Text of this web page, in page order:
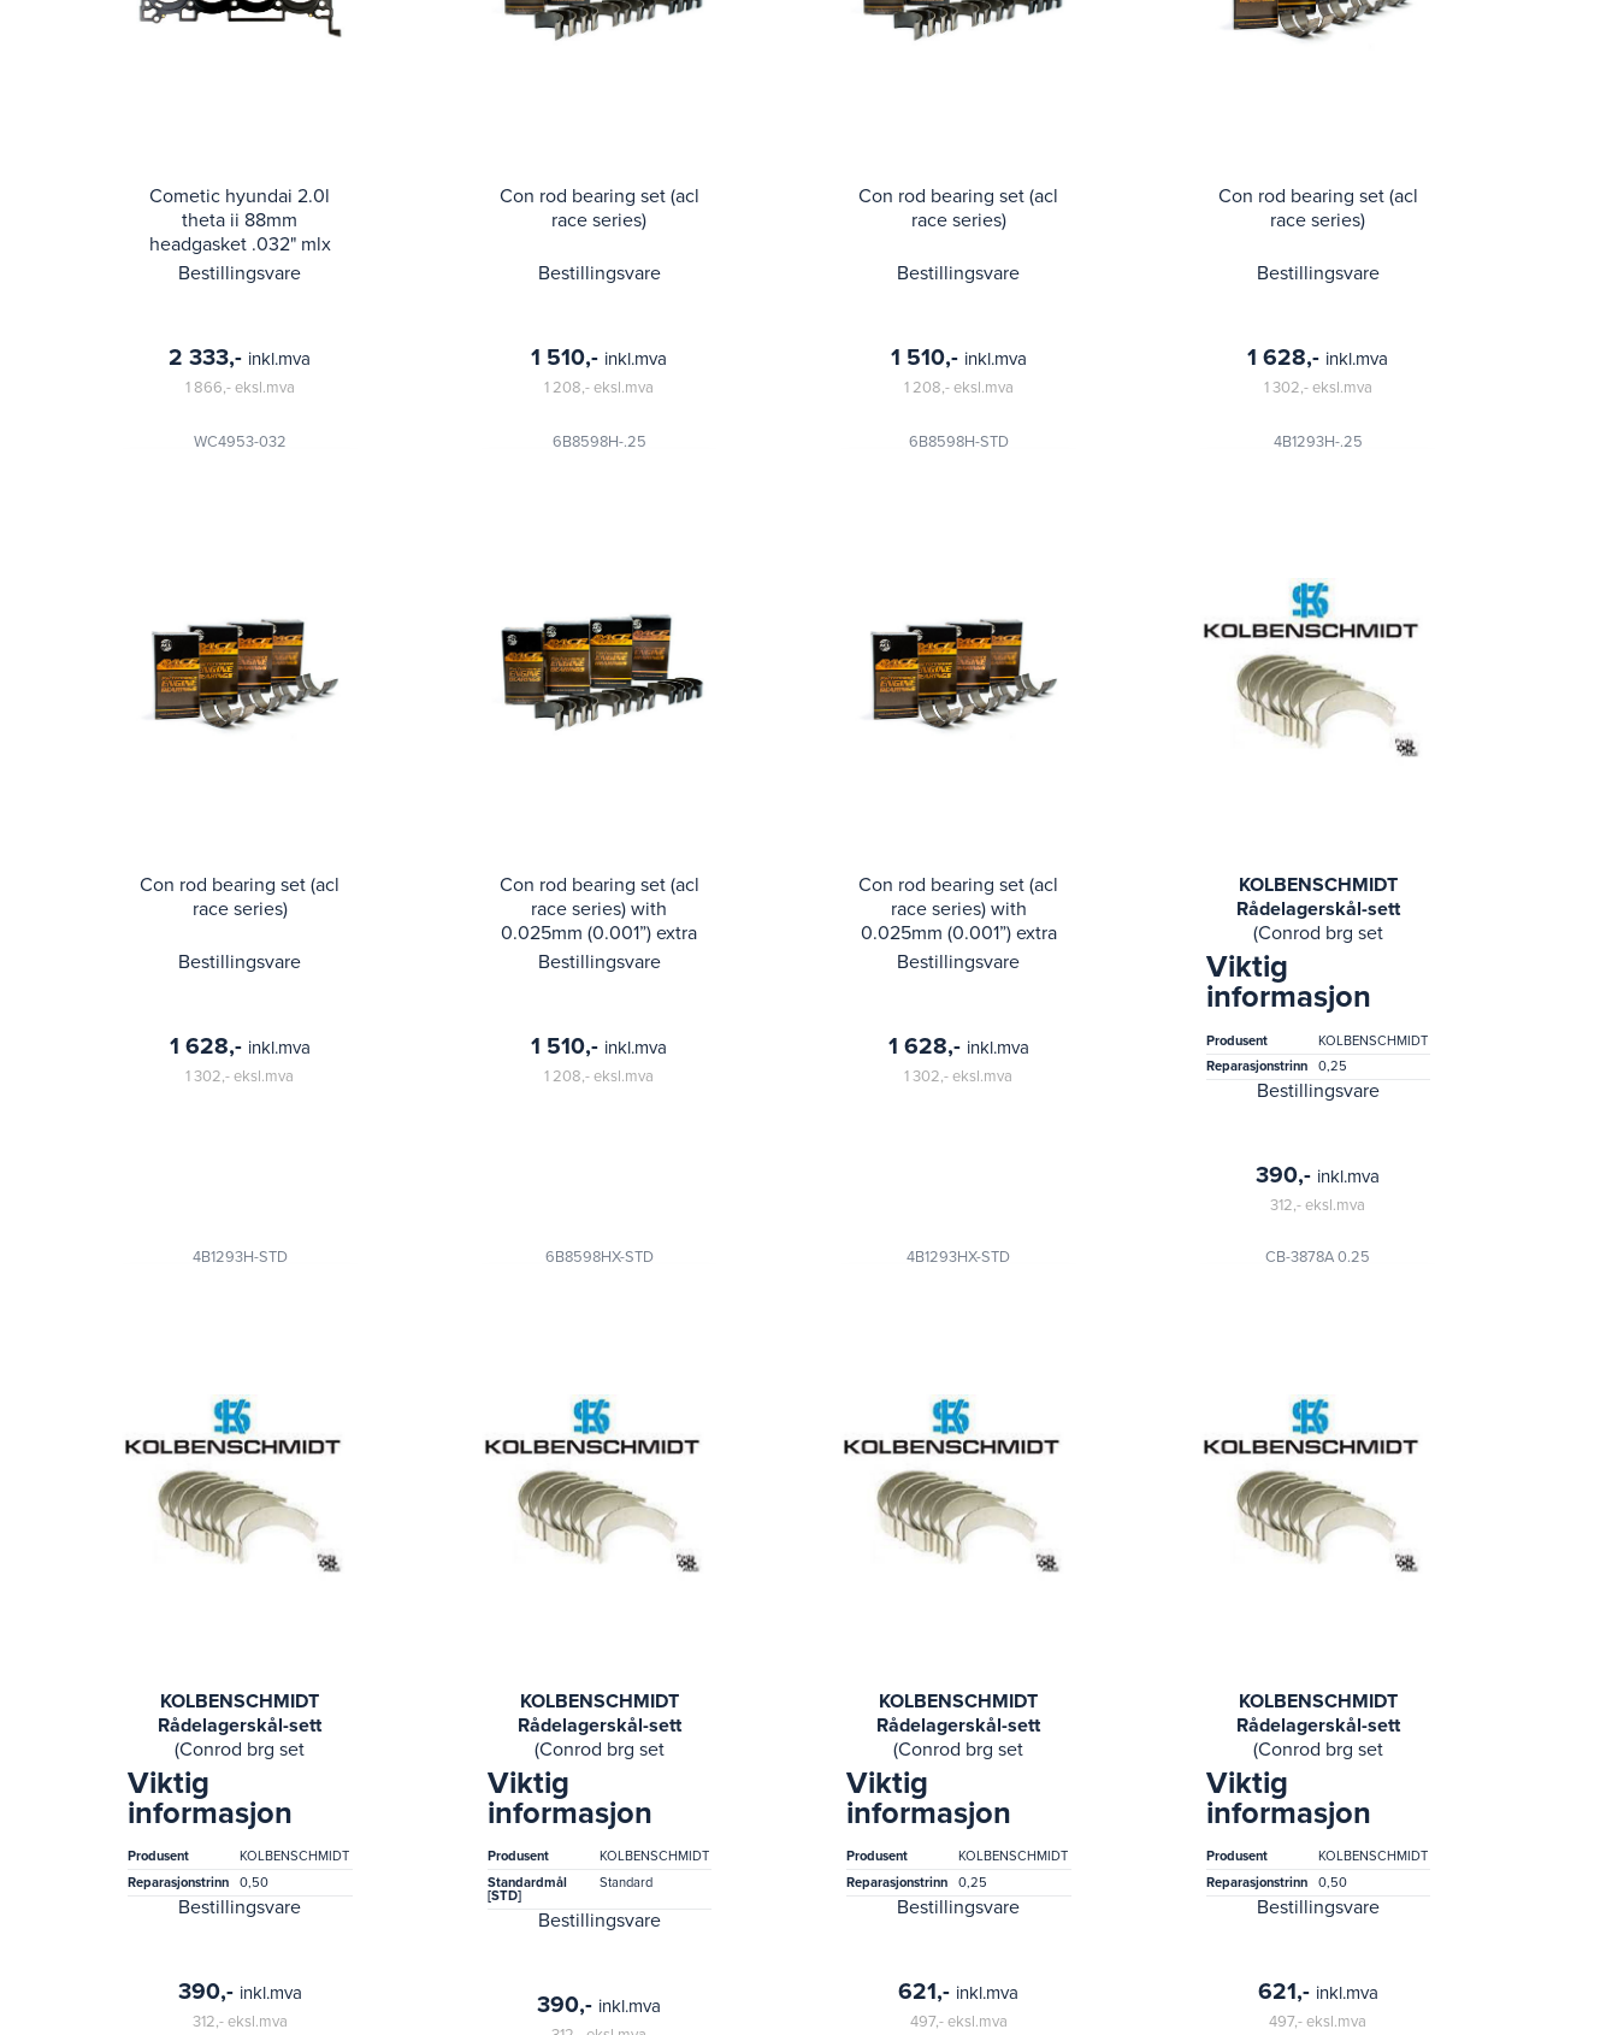
Cometic hyundai 2.0l
theta ii 88mm
headgasket .032" mlx
Bestillingsvare
WC4953-032
2 333,- inkl.mva
1 866,-eksl.mva
Con rod bearing set (acl
race series)
Bestillingsvare
6B8598H-.25
1 510,- inkl.mva
1 208,-eksl.mva
Con rod bearing set (acl
race series)
Bestillingsvare
6B8598H-STD
1 510,- inkl.mva
1 208,-eksl.mva
Con rod bearing set (acl
race series)
Bestillingsvare
4B1293H-.25
1 628,- inkl.mva
1 302,-eksl.mva
Con rod bearing set (acl
race series)
Bestillingsvare
4B1293H-STD
1 628,- inkl.mva
1 302,-eksl.mva
Con rod bearing set (acl
race series) with
0.025mm (0.001”) extra
clearance
Bestillingsvare
6B8598HX-STD
1 510,- inkl.mva
1 208,-eksl.mva
Con rod bearing set (acl
race series) with
0.025mm (0.001”) extra
clearance
Bestillingsvare
4B1293HX-STD
1 628,- inkl.mva
1 302,-eksl.mva
KOLBENSCHMIDT
Rådelagerskål-sett
(Conrod brg set
hyundai g4gf)
Viktig
informasjon
Produsent
KOLBENSCHMIDT
Reparasjonstrinn
0,25
Bestillingsvare
CB-3878A 0.25
390,- inkl.mva
312,-eksl.mva
KOLBENSCHMIDT
Rådelagerskål-sett
(Conrod brg set
hyundai g4gf)
Viktig
informasjon
Produsent
KOLBENSCHMIDT
Reparasjonstrinn
0,50
Bestillingsvare
390,- inkl.mva
312,-eksl.mva
KOLBENSCHMIDT
Rådelagerskål-sett
(Conrod brg set
hyundai g4gf)
Viktig
informasjon
Produsent
KOLBENSCHMIDT
Standardmål
[STD]
Standard
Bestillingsvare
390,- inkl.mva
KOLBENSCHMIDT
Rådelagerskål-sett
(Conrod brg set
hyundai g4kc)
Viktig
informasjon
Produsent
KOLBENSCHMIDT
Reparasjonstrinn
0,25
Bestillingsvare
621,- inkl.mva
497,-eksl.mva
KOLBENSCHMIDT
Rådelagerskål-sett
(Conrod brg set
hyundai g4kc)
Viktig
informasjon
Produsent
KOLBENSCHMIDT
Reparasjonstrinn
0,50
Bestillingsvare
621,- inkl.mva
497,-eksl.mva